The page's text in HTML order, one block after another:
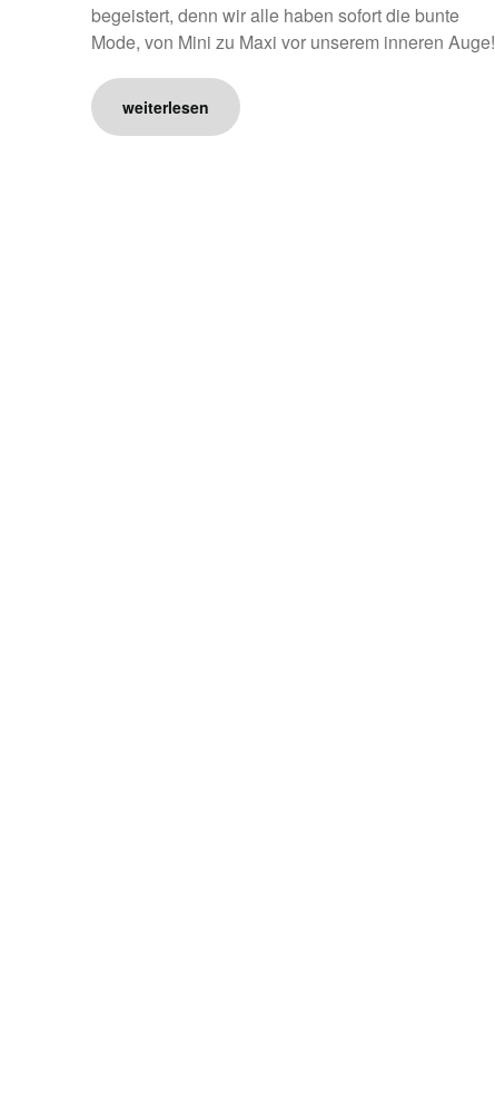
begeistert, denn wir alle haben sofort die bunte
Mode, von Mini zu Maxi vor unserem inneren Auge!
weiterlesen